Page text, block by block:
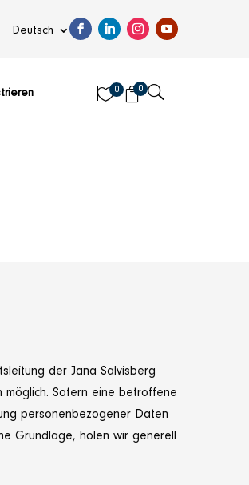
Deutsch
0 0 U
der Jana Salvisberg
Sofern eine betroffene
personenbezogener Daten
Grundlage, holen wir generell